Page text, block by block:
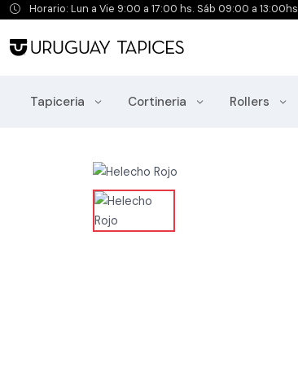
Horario: Lun a Vie 9:00 a 17:00 hs. Sáb 09:00 a 13:00hs
Tapiceria Cortineria Rollers